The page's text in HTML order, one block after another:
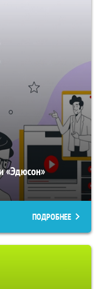
«Эдюсон»
ПОДРОБНЕЕ